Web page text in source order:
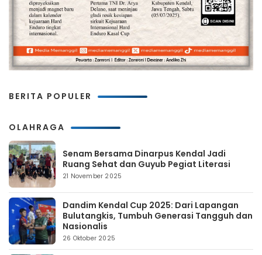
BERITA POPULER
OLAHRAGA
Senam Bersama Dinarpus Kendal Jadi
Ruang Sehat dan Guyub Pegiat Literasi
21 November 2025
Dandim Kendal Cup 2025: Dari Lapangan
Bulutangkis, Tumbuh Generasi Tangguh dan
Nasionalis
26 Oktober 2025